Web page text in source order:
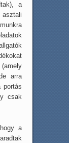
a
asztali
(amely
arra
portás
csak
a